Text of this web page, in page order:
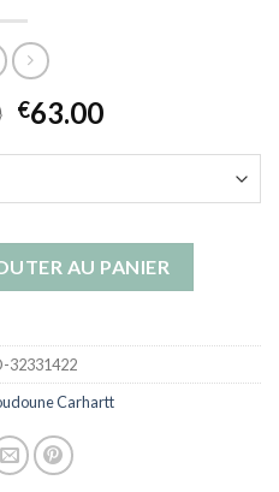
€63.00
carharttAU PANIER
32331422
Carhartt